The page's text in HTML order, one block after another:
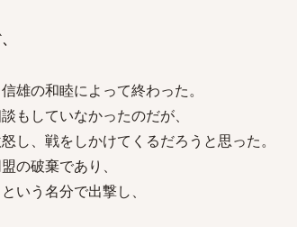
雄の和睦によって終わった。
もしていなかったのだが、
し、戦をしかけてくるだろうと思った。
の破棄であり、
いう名分で出撃し、